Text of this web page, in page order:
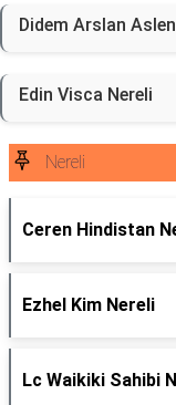
Didem Arslan
Edin Visca Nereli
Nereli
Ceren Hindistan
Ezhel Kim Nereli
Lc Waikiki Sahibi